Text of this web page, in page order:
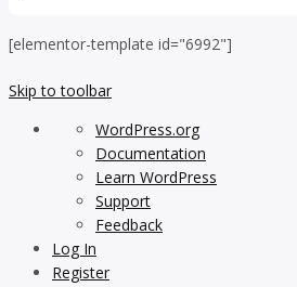
[elementor-template id="6992"]
Skip to toolbar
About
WordPress
WordPress.org
Documentation
Learn WordPress
Support
Feedback
Log In
Register